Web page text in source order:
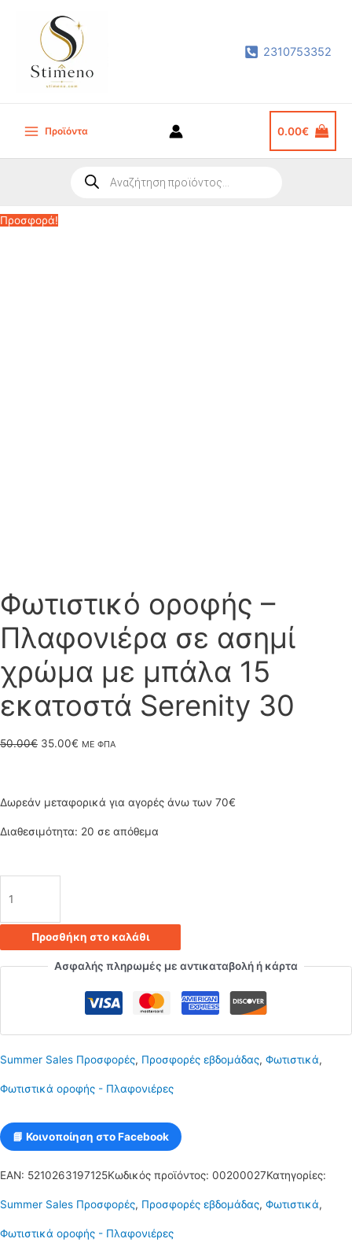
περιεχόμενο
2310753352
Main
Προϊόντα 0.00€
search
Προσφορά!
Φωτιστικό οροφής –
Πλαφονιέρα σε ασημί
χρώμα με μπάλα 15
εκατοστά Serenity 30
50.00€ Original
was:
50.00€.
35.00€ Η
τιμή
είναι:
ΜΕ ΦΠΑ
Δωρεάν μεταφορικά για αγορές άνω των 70€
Διαθεσιμότητα: 20 σε απόθεμα
–
ασημί
χρώμα
με
μπάλα
15
εκατοστά
Serenity
30
Προσθήκη στο καλάθι
Ασφαλής πληρωμές με αντικαταβολή ή κάρτα
Summer Sales Προσφορές, Προσφορές εβδομάδας, Φωτιστικά,
Φωτιστικά οροφής - Πλαφονιέρες
📘 Κοινοποίηση στο Facebook
EAN: 5210263197125Κωδικός προϊόντος: 00200027Κατηγορίες:
Summer Sales Προσφορές, Προσφορές εβδομάδας, Φωτιστικά,
Φωτιστικά οροφής - Πλαφονιέρες